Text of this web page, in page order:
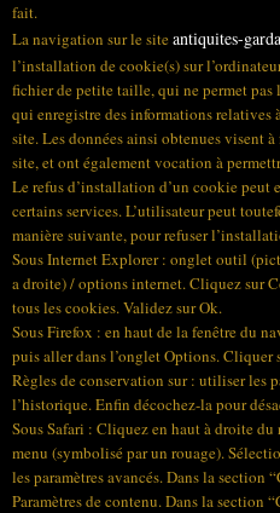
fait.
La navigation sur le site antiquites-
l’installation de cookie(s) sur
fichier de petite taille, qui ne permet
qui enregistre des informations relatives
site. Les données ainsi obtenues visent
site, et ont également vocation à
Le refus d’installation d’un cookie peut
certains services. L’utilisateur peut
manière suivante, pour refuser
Sous Internet Explorer : onglet outil
a droite) / options internet. Cliquez sur
tous les cookies. Validez sur Ok.
Sous Firefox : en haut de la fenêtre du
puis aller dans l’onglet Options. Cliquer
Règles de conservation sur : utiliser les
l’historique. Enfin décochez-la pour
Sous Safari : Cliquez en haut à droite
menu (symbolisé par un rouage).
les paramètres avancés. Dans la
Paramètres de contenu. Dans la section